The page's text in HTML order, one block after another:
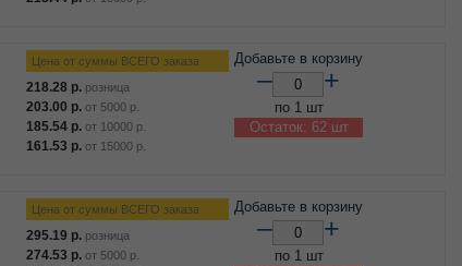
Цена от суммы ВСЕГО заказа
218.28 р. розница
203.00 р. от 5000 р.
185.54 р. от 10000 р.
161.53 р. от 15000 р.
Добавьте в корзину
– +
по 1 шт
Остаток: 62 шт
Цена от суммы ВСЕГО заказа
295.19 р. розница
274.53 р. от 5000 р.
Добавьте в корзину
– +
по 1 шт